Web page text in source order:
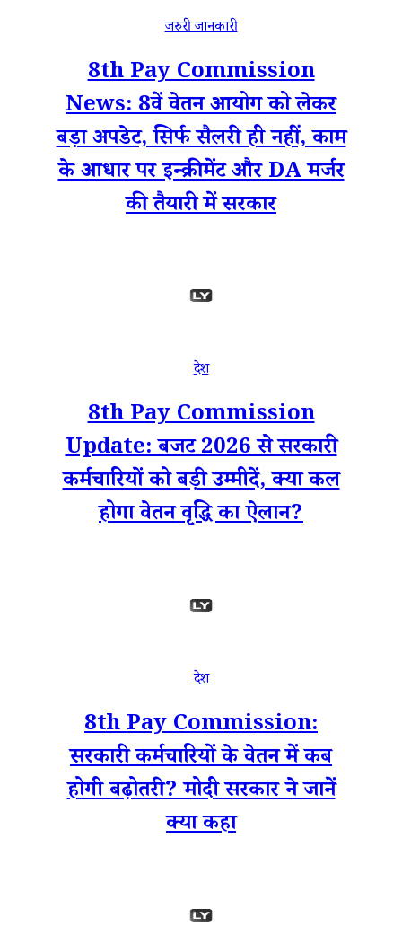
जरुरी जानकारी
8th Pay Commission
News: 8वें वेतन आयोग को लेकर
बड़ा अपडेट, सिर्फ सैलरी ही नहीं, काम
के आधार पर इन्क्रीमेंट और DA मर्जर
की तैयारी में सरकार
देश
8th Pay Commission
Update: बजट 2026 से सरकारी
कर्मचारियों को बड़ी उम्मीदें, क्या कल
होगा वेतन वृद्धि का ऐलान?
देश
8th Pay Commission:
सरकारी कर्मचारियों के वेतन में कब
होगी बढ़ोतरी? मोदी सरकार ने जानें
क्या कहा